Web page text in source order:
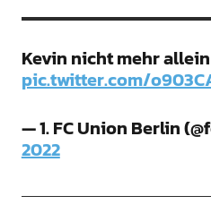
Kevin nicht mehr
pic.twitter.com/
— 1. FC Union Berlin
2022